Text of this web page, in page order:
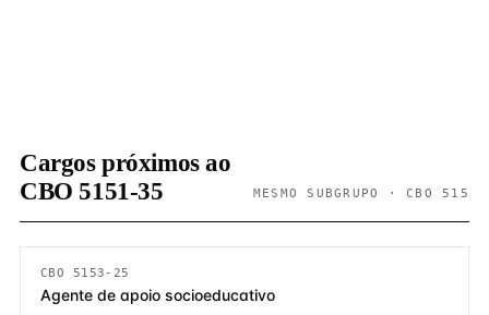
Cargos próximos ao
CBO 5151-35
MESMO SUBGRUPO · CBO 515
CBO 5153-25
Agente de apoio socioeducativo